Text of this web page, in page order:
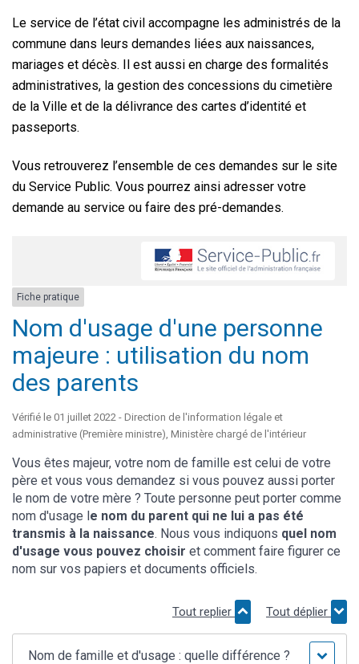
Le service de l’état civil accompagne les administrés de la
commune dans leurs demandes liées aux naissances,
mariages et décès. Il est aussi en charge des formalités
administratives, la gestion des concessions du cimetière
de la Ville et de la délivrance des cartes d’identité et
passeports.
Vous retrouverez l’ensemble de ces demandes sur le site
du Service Public. Vous pourrez ainsi adresser votre
demande au service ou faire des pré-demandes.
Fiche pratique
Nom d'usage d'une personne
majeure : utilisation du nom
des parents
Vérifié le 01 juillet 2022 - Direction de l'information légale et
administrative (Première ministre), Ministère chargé de l'intérieur
Vous êtes majeur, votre nom de famille est celui de votre
père et vous vous demandez si vous pouvez aussi porter
le nom de votre mère ? Toute personne peut porter comme
nom d'usage l e nom du parent qui ne lui a pas été
transmis à la naissance. Nous vous indiquons quel nom
d'usage vous pouvez choisir et comment faire figurer ce
nom sur vos papiers et documents officiels.
Tout replier Tout déplier
Nom de famille et d'usage : quelle différence ?